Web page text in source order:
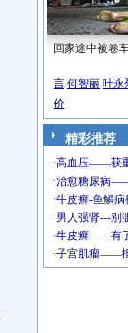
回家途中被卷
言 何智丽 叶永
价
精彩推荐